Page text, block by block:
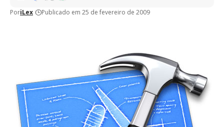
PoriLex Publicado em 25 de fevereiro de 2009